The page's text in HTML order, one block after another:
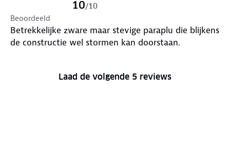
10/10
Beoordeeld
Betrekkelijke zware maar stevige paraplu die blijkens
de constructie wel stormen kan doorstaan.
Laad de volgende 5 reviews